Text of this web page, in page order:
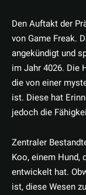
Den Auftakt der
von Game Freak.
angekündigt und
im Jahr 4026. Die
die von einer
ist. Diese hat
jedoch die
Zentraler
Koo, einem Hund,
entwickelt hat.
ist, diese Wesen